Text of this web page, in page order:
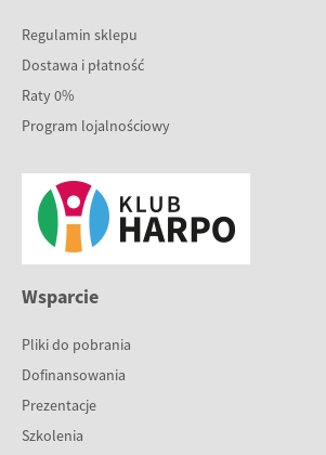
Regulamin sklepu
Dostawa i płatność
Raty 0%
Program lojalnościowy
Wsparcie
Pliki do pobrania
Dofinansowania
Prezentacje
Szkolenia